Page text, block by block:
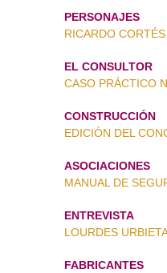
PERSONAJES
RICARDO
EL CONSULTOR
CASO PRÁCTICO
CONSTRUCCIÓN
EDICIÓN DEL
ASOCIACIONES
MANUAL DE
ENTREVISTA
LOURDES
FABRICANTES